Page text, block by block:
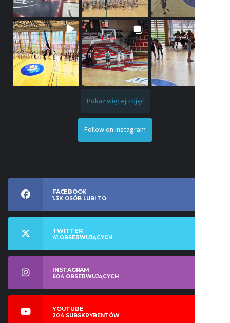
Pokaż więcej zdjęć
Follow on Instagram
FACEBOOK
1.3K OSÓB LUBI TO
TWITTER
41 OBSERWUJĄCYCH
INSTAGRAM
604 OBSERWUJĄCYCH
YOUTUBE
204 SUBSKRYBENTÓW